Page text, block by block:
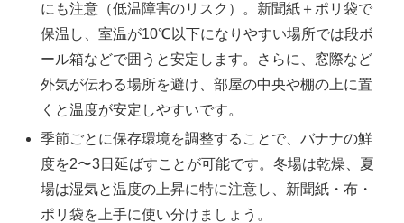
にも注意（低温障害のリスク）。新聞紙＋ポリ袋で
保温し、室温が10℃以下になりやすい場所では段ボ
ール箱などで囲うと安定します。さらに、窓際など
外気が伝わる場所を避け、部屋の中央や棚の上に置
くと温度が安定しやすいです。
季節ごとに保存環境を調整することで、バナナの鮮
度を2〜3日延ばすことが可能です。冬場は乾燥、夏
場は湿気と温度の上昇に特に注意し、新聞紙・布・
ポリ袋を上手に使い分けましょう。